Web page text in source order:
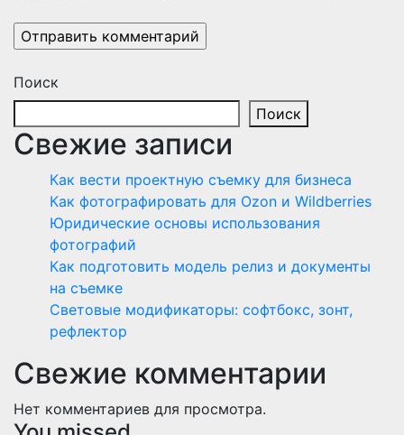
Поиск
Поиск
Свежие записи
Как вести проектную съемку для бизнеса
Как фотографировать для Ozon и Wildberries
Юридические основы использования
фотографий
Как подготовить модель релиз и документы
на съемке
Световые модификаторы: софтбокс, зонт,
рефлектор
Свежие комментарии
Нет комментариев для просмотра.